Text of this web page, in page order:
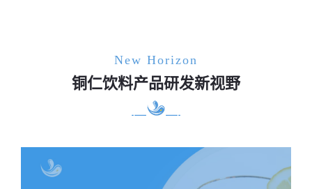
New Horizon
铜仁饮料产品研发新视野